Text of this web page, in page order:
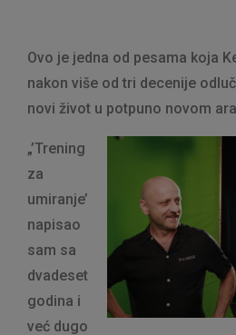
Ovo je jedna od pesama koja
nakon više od tri decenije
novi život u potpuno novom
„’Trening
za
umiranje’
napisao
sam sa
dvadeset
godina i
već dugo